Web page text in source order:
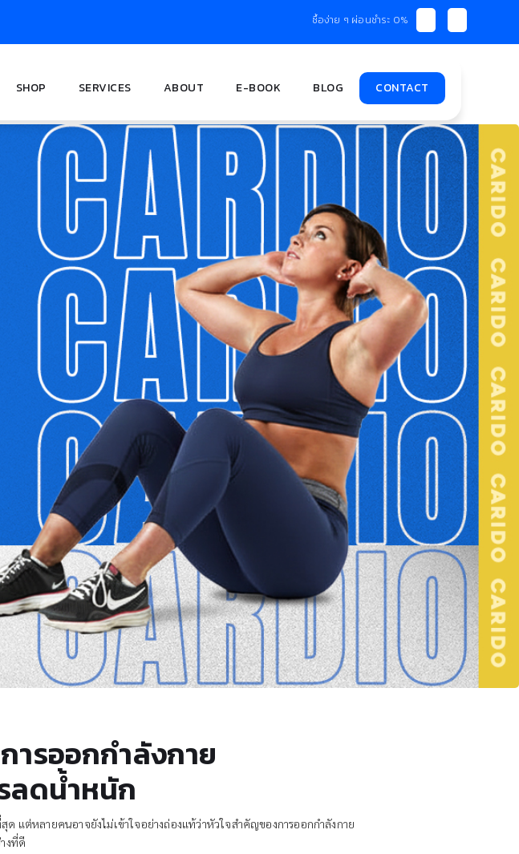
ซื้อง่าย ๆ ผ่อนชำระ 0%
SHOP SERVICES ABOUT E-BOOK BLOG CONTACT
ารออกกำลังกาย
ลดน้ำหนัก
ต่หลายคนอาจยังไม่เข้าใจอย่างถ่องแท้ว่าหัวใจสำคัญของการออกกำลังกาย
งที่ดี